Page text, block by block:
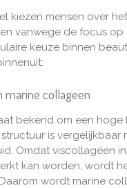
kiezen mensen over
vanwege de focus op
keuze binnen
marine collageen
bekend om een hoge
is vergelijkbaar
Omdat viscollageen
kan worden, wordt
wordt marine